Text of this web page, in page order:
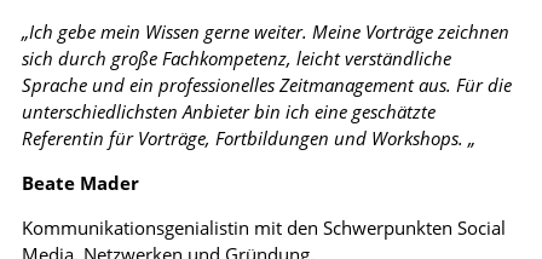
„Ich gebe mein Wissen gerne weiter. Meine Vorträge zeichnen
sich durch große Fachkompetenz, leicht verständliche
Sprache und ein professionelles Zeitmanagement aus. Für die
unterschiedlichsten Anbieter bin ich eine geschätzte
Referentin für Vorträge, Fortbildungen und Workshops. „
Beate Mader
Kommunikationsgenialistin mit den Schwerpunkten Social
Media, Netzwerken und Gründung.